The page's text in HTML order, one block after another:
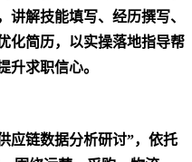
讲解技能填写、经历撰写、
化简历，以实操落地指导帮
升求职信心。
应链数据分析研讨”，依托